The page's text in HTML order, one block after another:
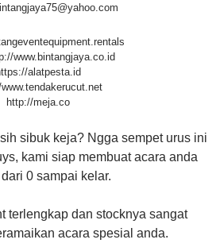
www.bintangjaya.co.id
alatpesta.id
http://meja.co
sibuk keja? Ngga sempet urus ini
kami siap membuat acara anda
0 sampai kelar.
terlengkap dan stocknya sangat
acara spesial anda.